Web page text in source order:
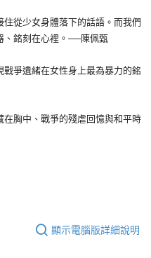
從少女身體落下的話語。而我們
、銘刻在心裡。──陳佩甄
爭遺緒在女性身上最為暴力的銘
胸中、戰爭的殘虐回憶與和平時
顯示電腦版詳細說明